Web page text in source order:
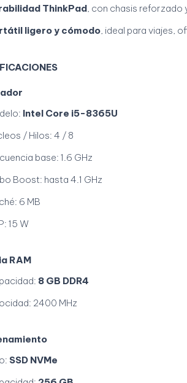
ThinkPad, con chasis reforzado
ligero y cómodo, ideal para viajes,
Intel Core i5-8365U
/ Hilos: 4 / 8
base: 1.6 GHz
Boost: hasta 4.1 GHz
6 MB
15 W
RAM
8 GB DDR4
2400 MHz
SSD NVMe